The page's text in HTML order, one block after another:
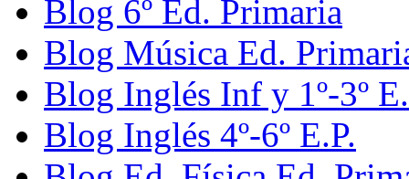
Blog 6º Ed. Primaria
Blog Música Ed.
Blog Inglés Inf y 1º-3º
Blog Inglés 4º-6º E.P.